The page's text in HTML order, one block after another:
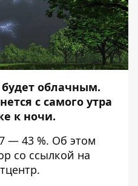
облачным.
с самого утра
к ночи.
— 43 %. Об этом
со ссылкой на